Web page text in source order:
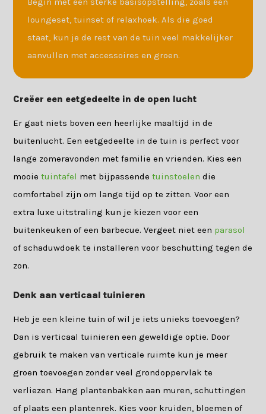
loungeset, tuinset of relaxhoek. Als die goed
staat, kun je de rest van de tuin veel makkelijker
aanvullen met accessoires en groen.
Creëer een eetgedeelte in de open lucht
Er gaat niets boven een heerlijke maaltijd in de
buitenlucht. Een eetgedeelte in de tuin is perfect voor
lange zomeravonden met familie en vrienden. Kies een
mooietuintafel met bijpassendetuinstoelen die
comfortabel zijn om lange tijd op te zitten. Voor een
extra luxe uitstraling kun je kiezen voor een
buitenkeuken of een barbecue. Vergeet niet een parasol
of schaduwdoek te installeren voor beschutting tegen de
zon.
Denk aan verticaal tuinieren
Heb je een kleine tuin of wil je iets unieks toevoegen?
Dan is verticaal tuinieren een geweldige optie. Door
gebruik te maken van verticale ruimte kun je meer
groen toevoegen zonder veel grondoppervlak te
verliezen. Hang plantenbakken aan muren, schuttingen
of plaats een plantenrek. Kies voor kruiden, bloemen of